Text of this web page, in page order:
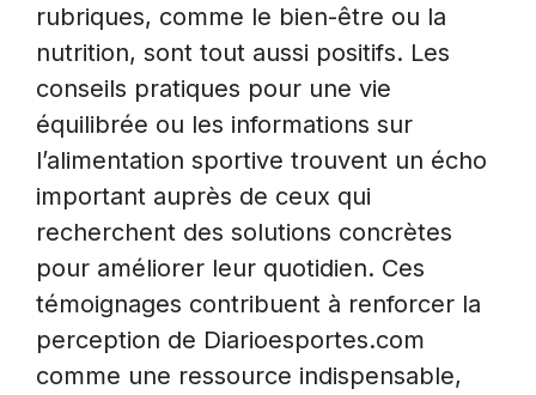
rubriques, comme le bien-être ou la
nutrition, sont tout aussi positifs. Les
conseils pratiques pour une vie
équilibrée ou les informations sur
l’alimentation sportive trouvent un écho
important auprès de ceux qui
recherchent des solutions concrètes
pour améliorer leur quotidien. Ces
témoignages contribuent à renforcer la
perception de Diarioesportes.com
comme une ressource indispensable,